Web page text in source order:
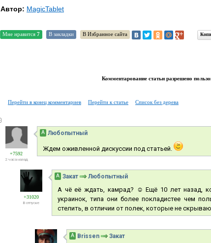
Автор: MagicTablet
Мне нравится 7 В закладки В Избранное сайта
Комментарование статьи разрешено
Перейти в конец комментариев Перейти к статье Список без дерева
+7592
2 часа назад
А Любопытный
Ждем оживленной дискуссии под статьей.
+31020
В отпуске
А Закат Любопытный
А чё её ждать, камрад? ☺ Ещё 10 лет назад,
украинок, типа они более покладистее чем
стелить, в отличии от полек, которые не
А Brissen Закат